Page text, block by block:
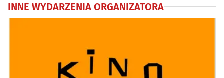
INNE WYDARZENIA ORGANIZATORA